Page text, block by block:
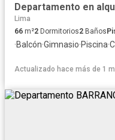
Lima
66 m²2 Dormitorios2 Baños
·Balcón·Gimnasio·Piscina·
Actualizado hace más de 1